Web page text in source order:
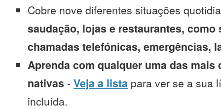
Cobre nove diferentes situações
saudação, lojas e restaurantes, como
chamadas telefónicas, emergências,
Aprenda com qualquer uma das mais
nativas - Veja a lista para ver se a sua
incluída.